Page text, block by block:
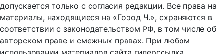
допускается только с согласия редакции. Все права на
материалы, находящиеся на «Город Ч.», охраняются в
соответствии с законодательством РФ, в том числе об
авторском праве и смежных правах. При любом